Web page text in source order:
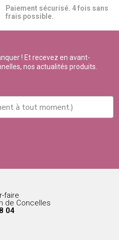
Paiement sécurisé. 4 fois sans
frais possible.
! Et recevez en avant-
nos actualités produits.
faire
de Concelles
04